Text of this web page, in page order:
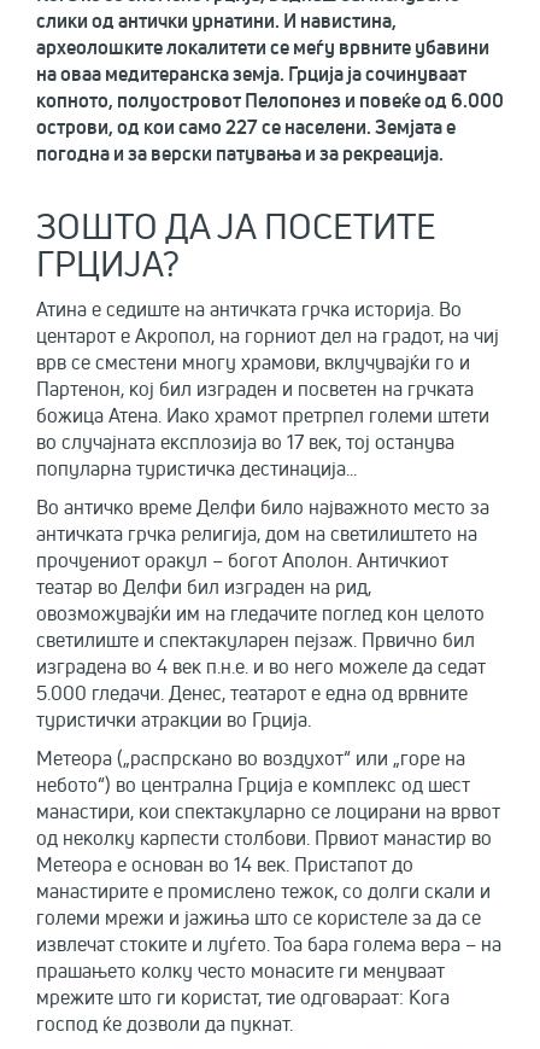
слики од антички урнатини. И навистина,
археолошките локалитети се меѓу врвните убавини
на оваа медитеранска земја. Грција ја сочинуваат
копното, полуостровот Пелопонез и повеќе од 6.000
острови, од кои само 227 се населени. Земјата е
погодна и за верски патувања и за рекреација.
ЗОШТО ДА ЈА ПОСЕТИТЕ
ГРЦИЈА?
Атина е седиште на античката грчка историја. Во
центарот е Акропол, на горниот дел на градот, на чиј
врв се сместени многу храмови, вклучувајќи го и
Партенон, кој бил изграден и посветен на грчката
божица Атена. Иако храмот претрпел големи штети
во случајната експлозија во 17 век, тој останува
популарна туристичка дестинација...
Во античко време Делфи било најважното место за
античката грчка религија, дом на светилиштето на
прочуениот оракул – богот Аполон. Античкиот
театар во Делфи бил изграден на рид,
овозможувајќи им на гледачите поглед кон целото
светилиште и спектакуларен пејзаж. Првично бил
изградена во 4 век п.н.е. и во него можеле да седат
5.000 гледачи. Денес, театарот е една од врвните
туристички атракции во Грција.
Метеора („распрскано во воздухот“ или „горе на
небото“) во централна Грција е комплекс од шест
манастири, кои спектакуларно се лоцирани на врвот
од неколку карпести столбови. Првиот манастир во
Метеора е основан во 14 век. Пристапот до
манастирите е промислено тежок, со долги скали и
големи мрежи и јажиња што се користеле за да се
извлечат стоките и луѓето. Тоа бара голема вера – на
прашањето колку често монасите ги менуваат
мрежите што ги користат, тие одговараат: Кога
господ ќе дозволи да пукнат.